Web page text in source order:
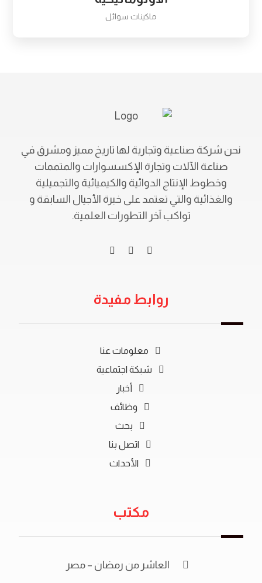
ماكينات سوائل
نحن شركة صناعية وتجارية لها تاريخ مميز ومشرق في
صناعة الآلات وتجارة الإكسسوارات والمتممات
وخطوط الإنتاج الدوائية والكيميائية والتجميلية
والغذائية والتي تعتمد على خبرة الأجيال السابقة و
تواكب آخر التطورات العلمية.
روابط مفيدة
معلومات عنا
شبكة اجتماعية
أخبار
وظائف
بحث
اتصل بنا
الأحداث
مكتب
العاشر من رمضان – مصر